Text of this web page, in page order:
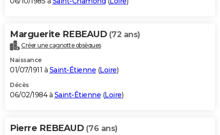
Marguerite REBEAUD (72 ans)
Créer une cagnotte obsèques
Naissance
01/07/1911 à Saint-Étienne (Loire)
Décès
06/02/1984 à Saint-Étienne (Loire)
Pierre REBEAUD (76 ans)